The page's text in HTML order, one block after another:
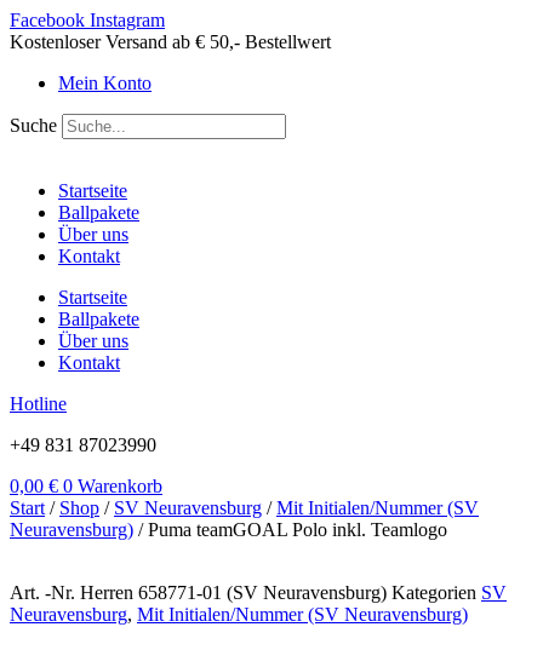
Zum
Inhalt
Facebook Instagram
Kostenloser Versand ab € 50,- Bestellwert
Mein Konto
Suche
Startseite
Ballpakete
Über uns
Kontakt
Startseite
Ballpakete
Über uns
Kontakt
Hotline
+49 831 87023990
0,00 € 0 Warenkorb
Start / Shop / SV Neuravensburg /Mit Initialen/Nummer (SV
Neuravensburg) / Puma teamGOAL Polo inkl. Teamlogo
Art. -Nr. Herren 658771-01 (SV Neuravensburg) Kategorien SV
Neuravensburg, Mit Initialen/Nummer (SV Neuravensburg)